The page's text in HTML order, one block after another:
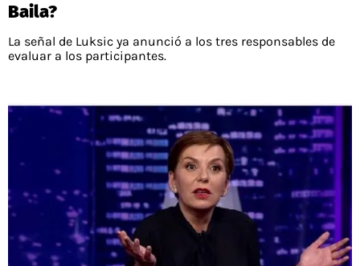
Baila?
La señal de Luksic ya anunció a los tres responsables de
evaluar a los participantes.